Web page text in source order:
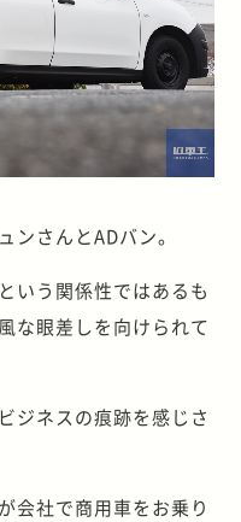
ンさんとADバン。
いう関係性ではあるも
な眼差しを向けられて
ジネスの痕跡を感じさ
会社で商用車をお乗り